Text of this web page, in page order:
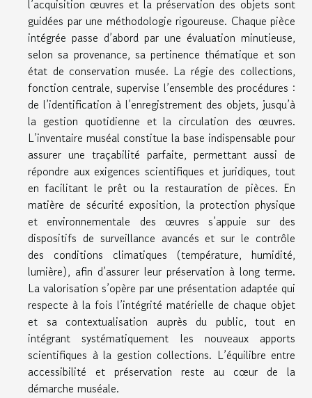
l’acquisition œuvres et la préservation des objets sont
guidées par une méthodologie rigoureuse. Chaque pièce
intégrée passe d’abord par une évaluation minutieuse,
selon sa provenance, sa pertinence thématique et son
état de conservation musée. La régie des collections,
fonction centrale, supervise l’ensemble des procédures :
de l’identification à l’enregistrement des objets, jusqu’à
la gestion quotidienne et la circulation des œuvres.
L’inventaire muséal constitue la base indispensable pour
assurer une traçabilité parfaite, permettant aussi de
répondre aux exigences scientifiques et juridiques, tout
en facilitant le prêt ou la restauration de pièces. En
matière de sécurité exposition, la protection physique
et environnementale des œuvres s’appuie sur des
dispositifs de surveillance avancés et sur le contrôle
des conditions climatiques (température, humidité,
lumière), afin d’assurer leur préservation à long terme.
La valorisation s’opère par une présentation adaptée qui
respecte à la fois l’intégrité matérielle de chaque objet
et sa contextualisation auprès du public, tout en
intégrant systématiquement les nouveaux apports
scientifiques à la gestion collections. L’équilibre entre
accessibilité et préservation reste au cœur de la
démarche muséale.